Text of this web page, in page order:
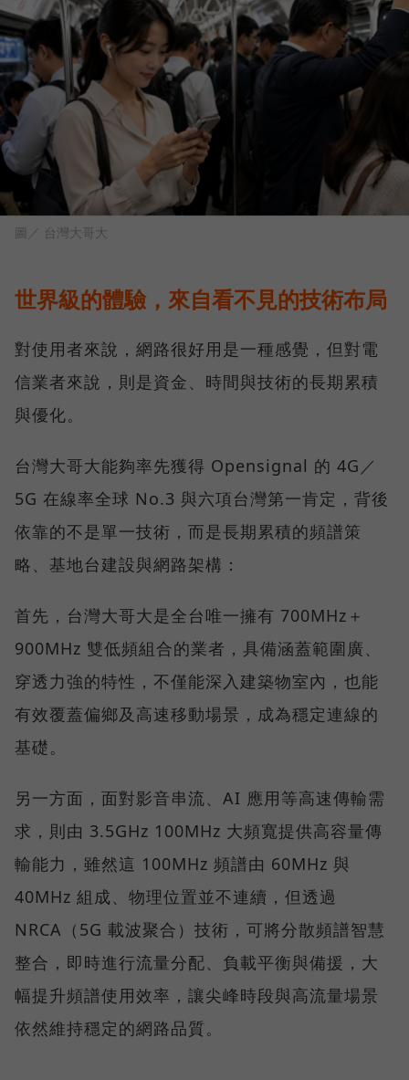
圖／ 台灣大哥大
世界級的體驗，來自看不見的技術布局
對使用者來說，網路很好用是一種感覺，但對電
信業者來說，則是資金、時間與技術的長期累積
與優化。
台灣大哥大能夠率先獲得 Opensignal 的 4G／
5G 在線率全球 No.3 與六項台灣第一肯定，背後
依靠的不是單一技術，而是長期累積的頻譜策
略、基地台建設與網路架構：
首先，台灣大哥大是全台唯一擁有 700MHz＋
900MHz 雙低頻組合的業者，具備涵蓋範圍廣、
穿透力強的特性，不僅能深入建築物室內，也能
有效覆蓋偏鄉及高速移動場景，成為穩定連線的
基礎。
另一方面，面對影音串流、AI 應用等高速傳輸需
求，則由 3.5GHz 100MHz 大頻寬提供高容量傳
輸能力，雖然這 100MHz 頻譜由 60MHz 與
40MHz 組成、物理位置並不連續，但透過
NRCA（5G 載波聚合）技術，可將分散頻譜智慧
整合，即時進行流量分配、負載平衡與備援，大
幅提升頻譜使用效率，讓尖峰時段與高流量場景
依然維持穩定的網路品質。